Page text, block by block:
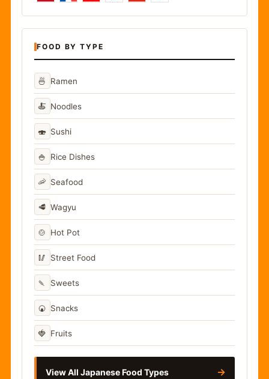
FOOD BY TYPE
🍜 Ramen
🍝 Noodles
🍣 Sushi
🍚 Rice Dishes
🦐 Seafood
🥩 Wagyu
🍲 Hot Pot
🥢 Street Food
🍡 Sweets
🍘 Snacks
🍓 Fruits
View All Japanese Food Types →